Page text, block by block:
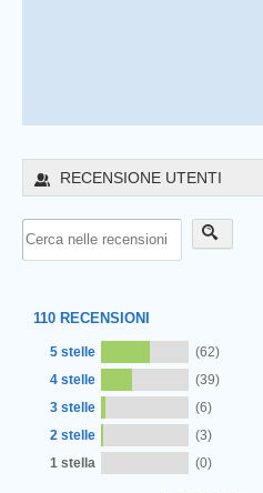
RECENSIONE UTENTI
110 RECENSIONI
5 stelle
(62)
4 stelle
(39)
3 stelle
(6)
2 stelle
(3)
1 stella
(0)